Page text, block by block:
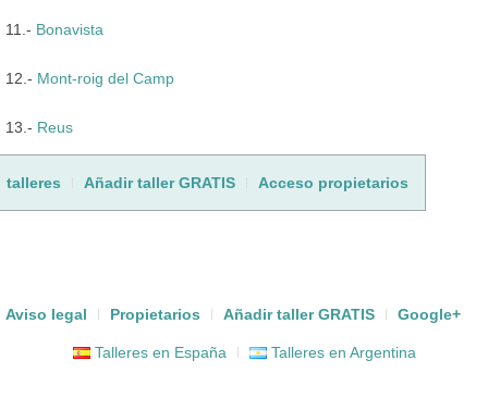
11.- Bonavista
12.- Mont-roig del Camp
13.- Reus
talleres Añadir taller GRATIS Acceso propietarios
Aviso legal Propietarios Añadir taller GRATIS Google+
Talleres en España Talleres en Argentina